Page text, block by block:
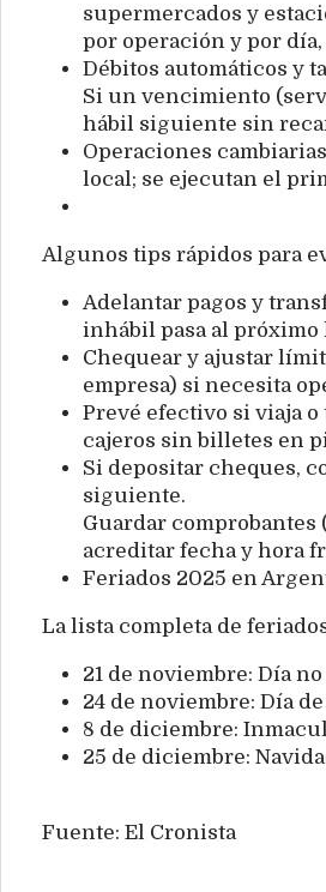
supermercados y
por operación y por
Débitos automáticos y
Si un vencimiento
hábil siguiente sin
Operaciones
local; se ejecutan el
Algunos tips rápidos para
Adelantar pagos y
inhábil pasa al próximo
Chequear y ajustar
empresa) si necesita
Prevé efectivo si viaja
cajeros sin billetes en
Si depositar cheques,
siguiente.
Guardar comprobantes
acreditar fecha y hora
Feriados 2025 en
La lista completa de
21 de noviembre: Día
24 de noviembre: Día
8 de diciembre:
25 de diciembre:
Fuente: El Cronista